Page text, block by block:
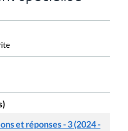
et réponses - 3 (2024 -